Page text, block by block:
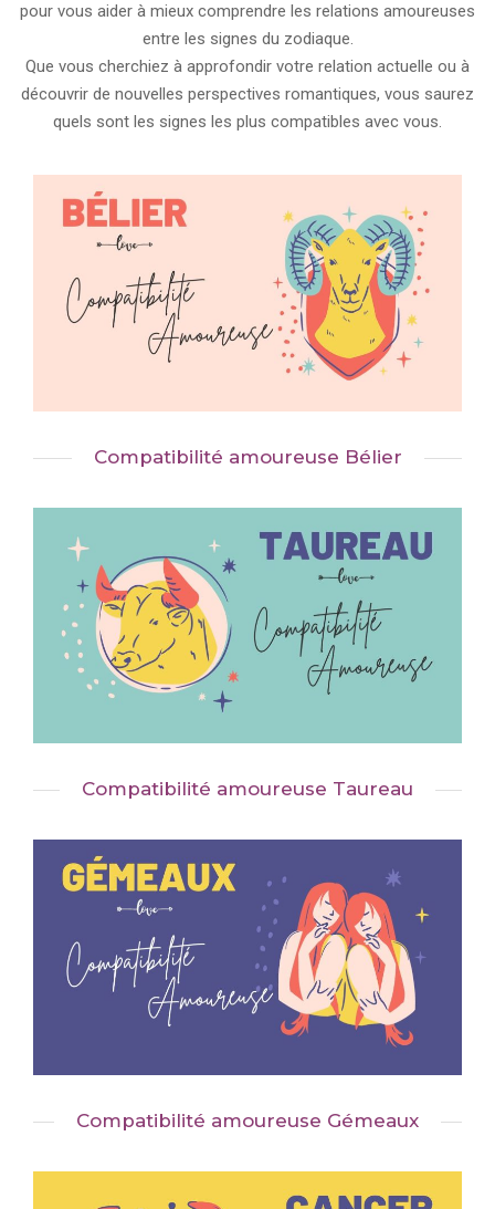
pour vous aider à mieux comprendre les relations amoureuses
entre les signes du zodiaque.
Que vous cherchiez à approfondir votre relation actuelle ou à
découvrir de nouvelles perspectives romantiques, vous saurez
quels sont les signes les plus compatibles avec vous.
Compatibilité amoureuse Bélier
Compatibilité amoureuse Taureau
Compatibilité amoureuse Gémeaux